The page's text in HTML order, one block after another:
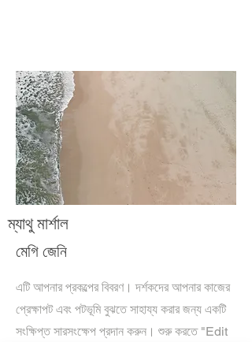
ম্যাথু মার্শাল
মেগি জেনি
এটি আপনার প্রকল্পের বিবরণ। দর্শকদের আপনার কাজের
প্রেক্ষাপট এবং পটভূমি বুঝতে সাহায্য করার জন্য একটি
সংক্ষিপ্ত সারসংক্ষেপ প্রদান করুন। শুরু করতে "Edit